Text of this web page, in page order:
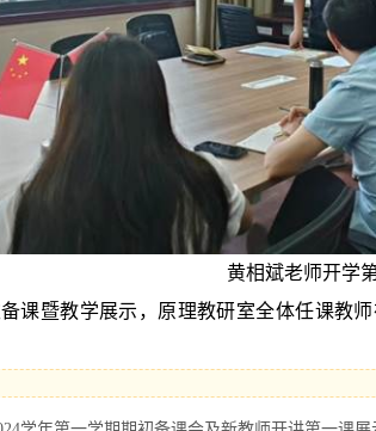
黄相斌老师开学
课暨教学展示，原理教研室全体任课教